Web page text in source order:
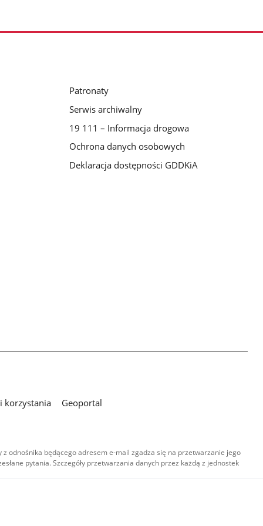
Patronaty
Serwis archiwalny
19 111 – Informacja drogowa
Ochrona danych osobowych
Deklaracja dostępności GDDKiA
korzystania
Geoportal
odnośnika będącego adresem e-mail zgadza się na przetwarzanie jego
pytania. Szczegóły przetwarzania danych przez każdą z jednostek